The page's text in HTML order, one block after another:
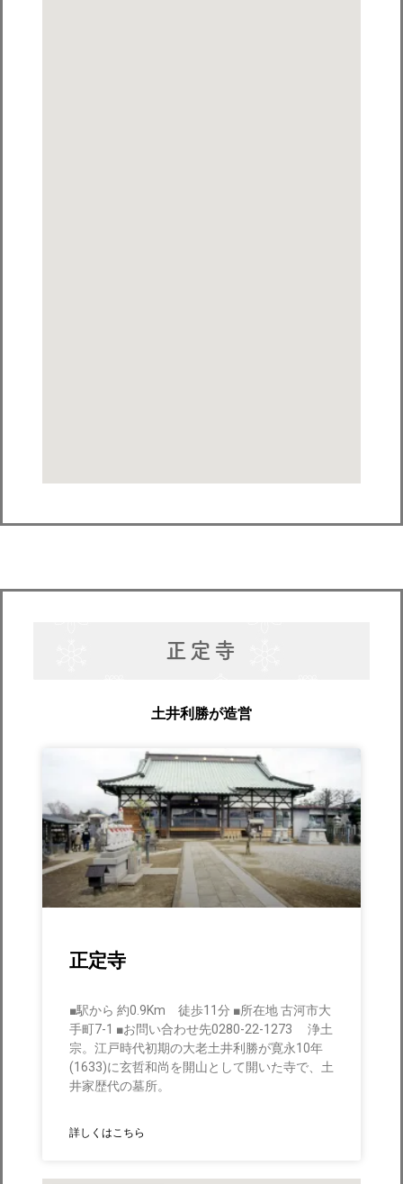
正定寺
土井利勝が造営
正定寺
■駅から 約0.9Km 徒歩11分 ■所在地 古河市大
手町7-1 ■お問い合わせ先0280-22-1273 浄土
宗。江戸時代初期の大老土井利勝が寛永10年
(1633)に玄哲和尚を開山として開いた寺で、土
井家歴代の墓所。
詳しくはこちら